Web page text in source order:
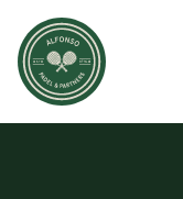
Evenemang